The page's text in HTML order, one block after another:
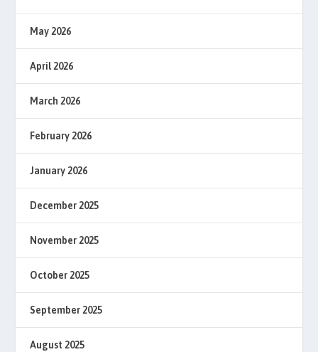
May 2026
April 2026
March 2026
February 2026
January 2026
December 2025
November 2025
October 2025
September 2025
August 2025